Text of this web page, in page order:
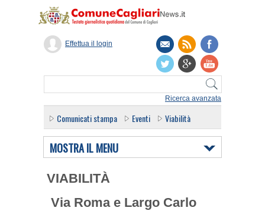
Ricerca avanzata
Effettua il login
Comunicati stampa Eventi Viabilità
MOSTRA IL MENU
VIABILITÀ
Via Roma e Largo Carlo